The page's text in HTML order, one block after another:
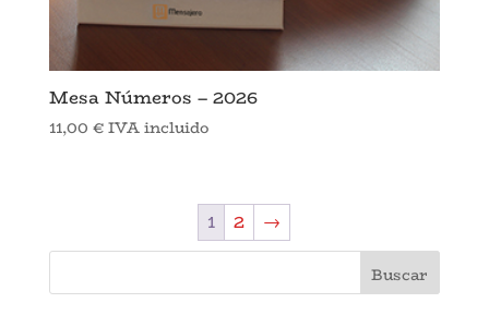
Mesa Números – 2026
11,00 €IVA incluido
1 2 →
Buscar